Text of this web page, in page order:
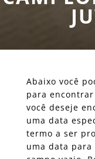
Abaixo você
para
você deseje
uma data
termo a ser
uma data para